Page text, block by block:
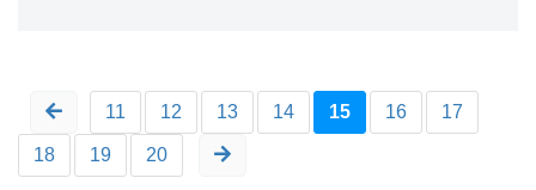
11 12 13 14 15 16 17
18 19 20